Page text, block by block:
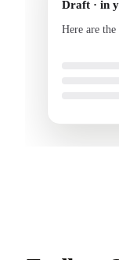
Draft · in
Here are